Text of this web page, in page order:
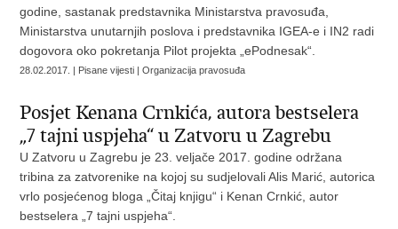
godine, sastanak predstavnika Ministarstva pravosuđa,
Ministarstva unutarnjih poslova i predstavnika IGEA-e i IN2 radi
dogovora oko pokretanja Pilot projekta „ePodnesak“.
28.02.2017. | Pisane vijesti | Organizacija pravosuđa
Posjet Kenana Crnkića, autora bestselera
„7 tajni uspjeha“ u Zatvoru u Zagrebu
U Zatvoru u Zagrebu je 23. veljače 2017. godine održana
tribina za zatvorenike na kojoj su sudjelovali Alis Marić, autorica
vrlo posjećenog bloga „Čitaj knjigu“ i Kenan Crnkić, autor
bestselera „7 tajni uspjeha“.